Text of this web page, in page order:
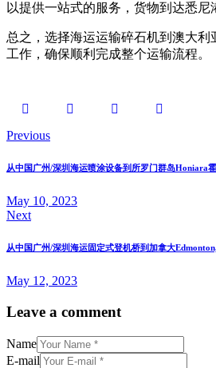
以提供一站式的服务，货物到达悉
总之，选择海运运输碎石机到澳大
工作，确保顺利完成整个运输流程。
Previous
从中国广州/深圳海运喷涂设备到所罗门群岛Honiara
May 10, 2023
Next
从中国广州/深圳海运固定式登机桥到加拿大
May 12, 2023
Leave a comment
Name
E-mail